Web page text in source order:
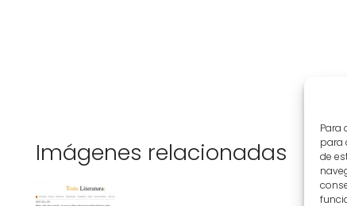
Para
para
de
Imágenes relacionadas